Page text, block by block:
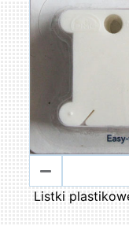
Listki